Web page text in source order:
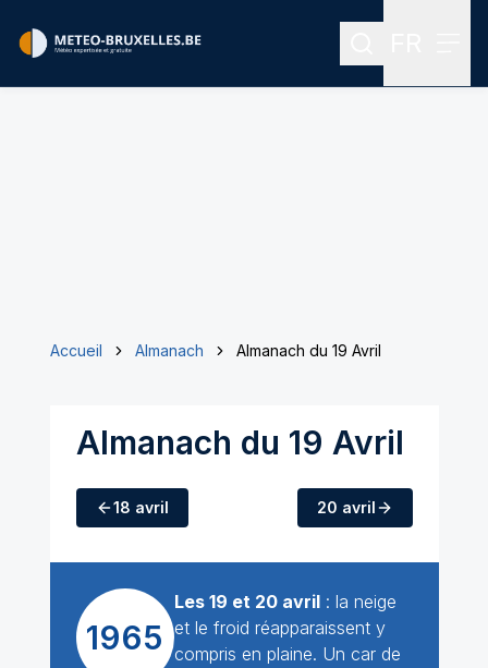
Rechercher
Accueil Almanach Almanach du 19 Avril
Almanach du 19 Avril
18 avril 20 avril
1965
Les 19 et 20 avril: la neige
et le froid réapparaissent y
compris en plaine. Un car de